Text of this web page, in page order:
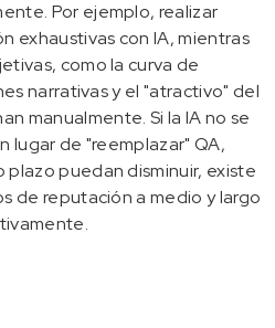
Por ejemplo, realizar
exhaustivas con IA, mientras
como la curva de
narrativas y el "atractivo" del
manualmente. Si la IA no se
lugar de "reemplazar" QA,
puedan disminuir, existe
de reputación a medio y largo